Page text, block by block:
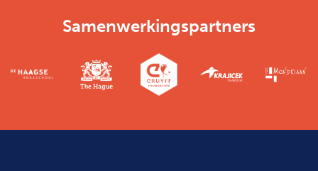
Samenwerkingspartners